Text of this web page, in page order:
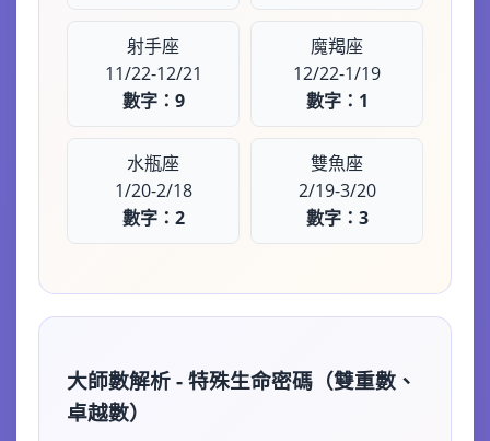
射手座
11/22-12/21
數字：9
魔羯座
12/22-1/19
數字：1
水瓶座
1/20-2/18
數字：2
雙魚座
2/19-3/20
數字：3
大師數解析 - 特殊生命密碼（雙重數、
卓越數）